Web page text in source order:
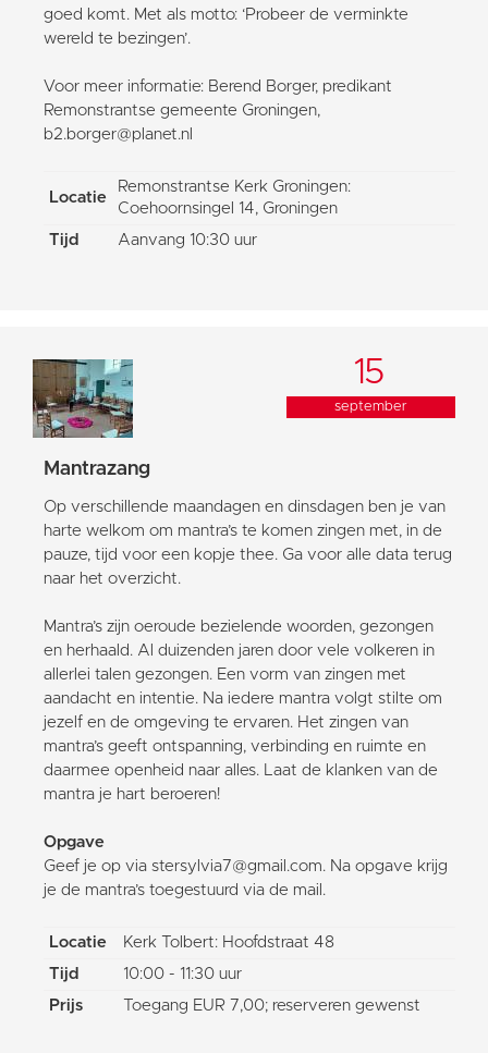
goed komt. Met als motto: ‘Probeer de verminkte
wereld te bezingen’.
Voor meer informatie: Berend Borger, predikant
Remonstrantse gemeente Groningen,
b2.borger@planet.nl
Locatie
Remonstrantse Kerk Groningen:
Coehoornsingel 14, Groningen
Tijd
Aanvang 10:30 uur
15
september
Mantrazang
Op verschillende maandagen en dinsdagen ben je van
harte welkom om mantra’s te komen zingen met, in de
pauze, tijd voor een kopje thee. Ga voor alle data terug
naar het overzicht.
Mantra’s zijn oeroude bezielende woorden, gezongen
en herhaald. Al duizenden jaren door vele volkeren in
allerlei talen gezongen. Een vorm van zingen met
aandacht en intentie. Na iedere mantra volgt stilte om
jezelf en de omgeving te ervaren. Het zingen van
mantra’s geeft ontspanning, verbinding en ruimte en
daarmee openheid naar alles. Laat de klanken van de
mantra je hart beroeren!
Opgave
Geef je op via stersylvia7@gmail.com. Na opgave krijg
je de mantra’s toegestuurd via de mail.
Locatie
Kerk Tolbert: Hoofdstraat 48
Tijd
10:00 - 11:30 uur
Prijs
Toegang EUR 7,00; reserveren gewenst